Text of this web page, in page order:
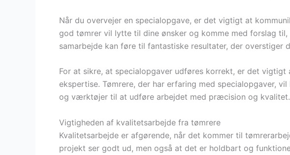
Når du overvejer en specialopgave, er det vigtigt at
god tømrer vil lytte til dine ønsker og komme med forslag til,
samarbejde kan føre til fantastiske resultater, der overstiger
For at sikre, at specialopgaver udføres korrekt, er det
ekspertise. Tømrere, der har erfaring med specialopgaver,
og værktøjer til at udføre arbejdet med præcision og kvalitet.
Vigtigheden af kvalitetsarbejde fra tømrere
Kvalitetsarbejde er afgørende, når det kommer til
projekt ser godt ud, men også at det er holdbart og